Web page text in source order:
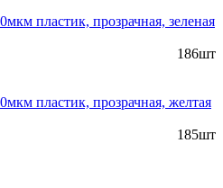
пластик, прозрачная, зеленая
186шт
пластик, прозрачная, желтая
185шт